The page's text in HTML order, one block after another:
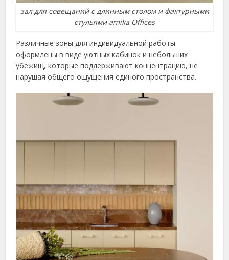
зал для совещаний с длинным столом и фактурными
стульями amika Offices
Различные зоны для индивидуальной работы
оформлены в виде уютных кабинок и небольших
убежищ, которые поддерживают концентрацию, не
нарушая общего ощущения единого пространства.